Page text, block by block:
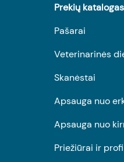
Prekių katalogas
Pašarai
Veterinarinės
Skanėstai
Apsauga nuo
Apsauga nuo
Priežiūrai ir